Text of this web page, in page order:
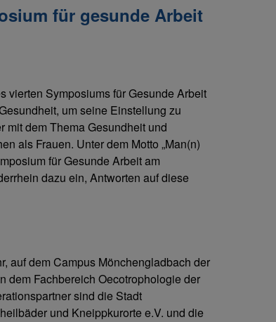
für gesunde Arbeit
vierten Symposiums für Gesunde Arbeit
um seine Einstellung zu
mit dem Thema Gesundheit und
als Frauen. Unter dem Motto „Man(n)
für Gesunde Arbeit am
dazu ein, Antworten auf diese
auf dem Campus Mönchengladbach der
dem Fachbereich Oecotrophologie der
sind die Stadt
und Kneippkurorte e.V. und die